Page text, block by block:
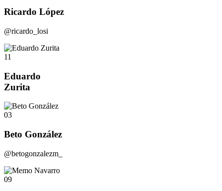
Ricardo López
@ricardo_losi
11
Eduardo
Zurita
03
Beto González
@betogonzalezm_
09